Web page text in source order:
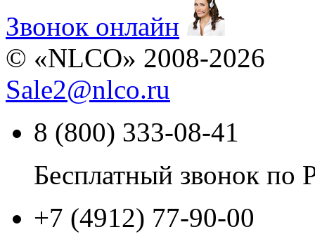
Звонок онлайн
© «NLCO» 2008-2026
Sale2@nlco.ru
8 (800) 333-08-41
Бесплатный звонок по
+7 (4912) 77-90-00